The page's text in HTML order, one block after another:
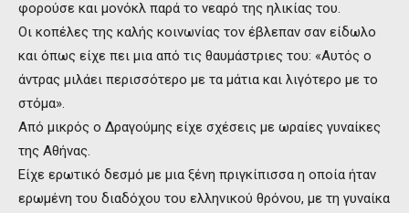
φορούσε και μονόκλ παρά το νεαρό της ηλικίας του.
Οι κοπέλες της καλής κοινωνίας τον έβλεπαν σαν είδωλο
και όπως είχε πει μια από τις θαυμάστριες του: «Αυτός ο
άντρας μιλάει περισσότερο με τα μάτια και λιγότερο με το
στόμα».
Από μικρός ο Δραγούμης είχε σχέσεις με ωραίες γυναίκες
της Αθήνας.
Είχε ερωτικό δεσμό με μια ξένη πριγκίπισσα η οποία ήταν
ερωμένη του διαδόχου του ελληνικού θρόνου, με τη γυναίκα